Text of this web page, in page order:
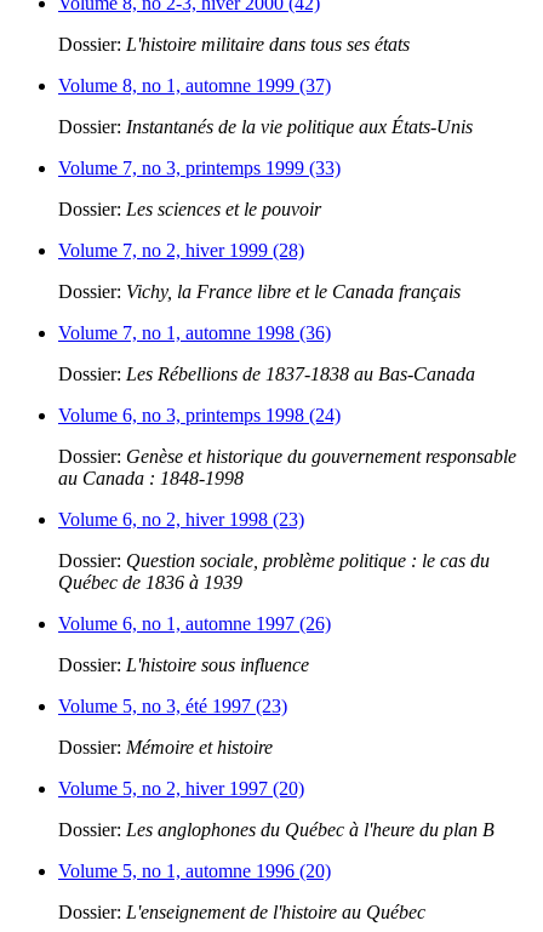
Dossier: L'histoire militaire dans tous ses états
Volume 8, no 1, automne 1999 (37)
Dossier: Instantanés de la vie politique aux États-Unis
Volume 7, no 3, printemps 1999 (33)
Dossier: Les sciences et le pouvoir
Volume 7, no 2, hiver 1999 (28)
Dossier: Vichy, la France libre et le Canada français
Volume 7, no 1, automne 1998 (36)
Dossier: Les Rébellions de 1837-1838 au Bas-Canada
Volume 6, no 3, printemps 1998 (24)
Dossier: Genèse et historique du gouvernement responsable
au Canada : 1848-1998
Volume 6, no 2, hiver 1998 (23)
Dossier: Question sociale, problème politique : le cas du
Québec de 1836 à 1939
Volume 6, no 1, automne 1997 (26)
Dossier: L'histoire sous influence
Volume 5, no 3, été 1997 (23)
Dossier: Mémoire et histoire
Volume 5, no 2, hiver 1997 (20)
Dossier: Les anglophones du Québec à l'heure du plan B
Volume 5, no 1, automne 1996 (20)
Dossier: L'enseignement de l'histoire au Québec